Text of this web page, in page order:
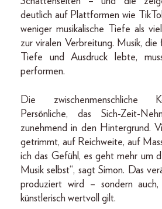
deutlich auf Plattformen wie
weniger musikalische Tiefe als
zur viralen Verbreitung. Musik,
Tiefe und Ausdruck lebte,
performen.
Die zwischenmenschliche
Persönliche, das Sich-Zeit-
zunehmend in den Hintergrund.
getrimmt, auf Reichweite, auf
ich das Gefühl, es geht mehr um
Musik selbst“, sagt Simon. Das
produziert wird – sondern auch,
künstlerisch wertvoll gilt.